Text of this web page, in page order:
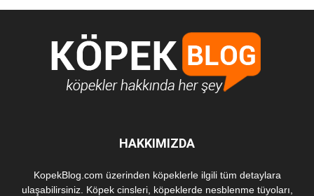
HAKKIMIZDA
KopekBlog.com üzerinden köpeklerle ilgili tüm detaylara
ulaşabilirsiniz. Köpek cinsleri, köpeklerde nesblenme tüyoları,